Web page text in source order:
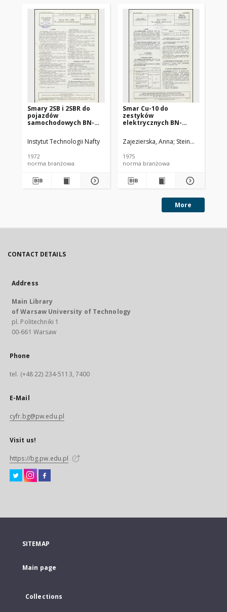
Smary 2SB i 2SBR do
pojazdów
samochodowych BN-
Instytut Technologii Nafty
1972
norma branżowa
Smar Cu-10 do
zestyków
elektrycznych BN-
Zajezierska, Anna Steinmec,
1975
norma branżowa
More
CONTACT DETAILS
Address
Main Library
of Warsaw University of Technology
pl. Politechniki 1
00-661 Warsaw
Phone
tel. (+48 22) 234-5113, 7400
E-Mail
cyfr.bg@pw.edu.pl
Visit us!
https://bg.pw.edu.pl
SITEMAP
Main page
Collections